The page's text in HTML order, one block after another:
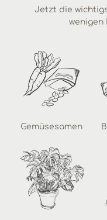
Jetzt die
wenigen
Gemüsesamen